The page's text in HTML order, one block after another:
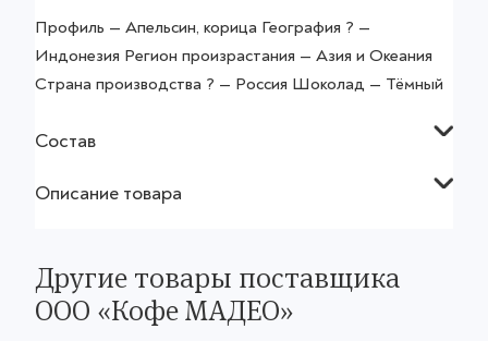
Профиль — Апельсин, корица География ? —
Индонезия Регион произрастания — Азия и Океания
Страна производства ? — Россия Шоколад — Тёмный
Состав
Описание товара
Другие товары поставщика
OOO «Кофе МАДЕО»